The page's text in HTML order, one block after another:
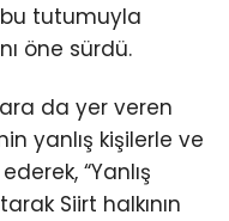
tutumuyla
öne sürdü.
da yer veren
yanlış kişilerle ve
“Yanlış
Siirt halkının